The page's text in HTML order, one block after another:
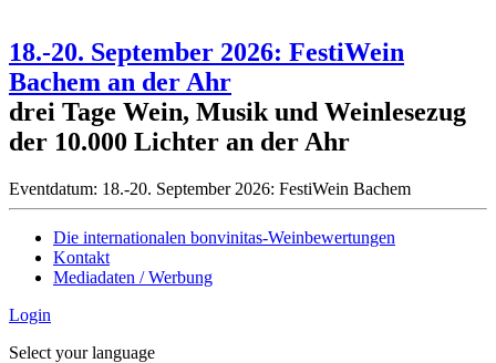
18.-20. September 2026: FestiWein
Bachem an der Ahr
drei Tage Wein, Musik und Weinlesezug
der 10.000 Lichter an der Ahr
Eventdatum: 18.-20. September 2026: FestiWein Bachem
Die internationalen bonvinitas-Weinbewertungen
Kontakt
Mediadaten / Werbung
Login
Select your language